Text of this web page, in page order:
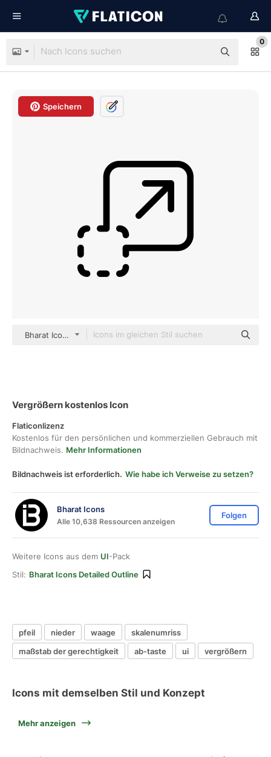
0
Speichern
Bharat Icons Detailed Outline
Vergrößern kostenlos Icon
Flaticonlizenz
Kostenlos für den persönlichen und kommerziellen Gebrauch mit
Bildnachweis. Mehr Informationen
Bildnachweis ist erforderlich. Wie habe ich Verweise zu setzen?
Bharat Icons
Alle 10,638 Ressourcen anzeigen
Folgen
Weitere Icons aus dem UI-Pack
Stil: Bharat Icons Detailed Outline
pfeil nieder waage
skalenumriss
maßstab der gerechtigkeit
ab-taste ui vergrößern
Icons mit demselben Stil und Konzept
Mehr anzeigen